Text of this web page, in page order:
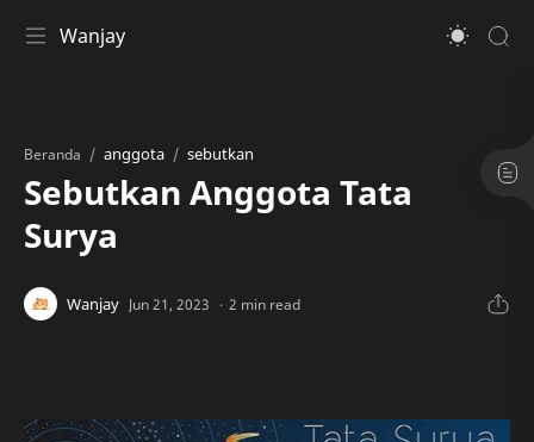
Wanjay
Beranda anggota sebutkan
Sebutkan Anggota Tata
Surya
2 min read